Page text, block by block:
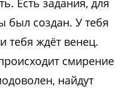
был создан. У тебя
тебя ждёт венец.
смирение
найдут